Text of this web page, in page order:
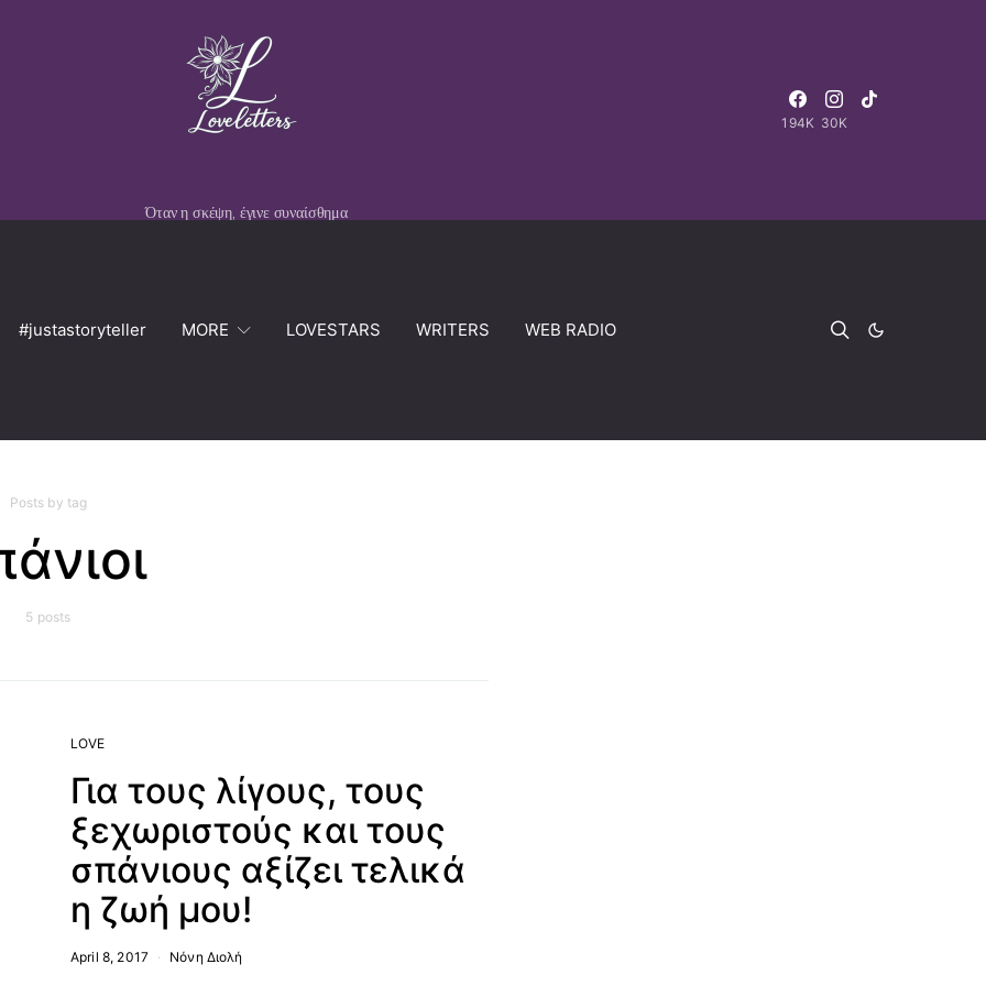
Όταν η σκέψη, έγινε συναίσθημα
194K 30K
#justastoryteller MORE LOVESTARS WRITERS WEB RADIO
Posts by tag
5 posts
LOVE
Για τους λίγους, τους
ξεχωριστούς και τους
σπάνιους αξίζει τελικά
η ζωή μου!
April 8, 2017 Νόνη Διολή